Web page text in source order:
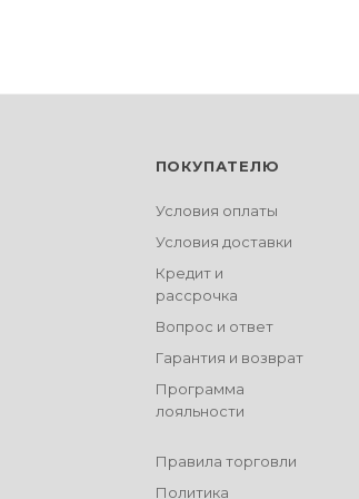
ПОКУПАТЕЛЮ
Условия оплаты
Условия доставки
Кредит и
рассрочка
Вопрос и ответ
Гарантия и возврат
Программа
лояльности
Правила торговли
Политика